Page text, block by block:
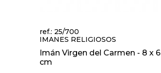
ref.: 25/700
IMANES RELIGIOSOS
Imán Virgen del Carmen - 8 x 6
cm